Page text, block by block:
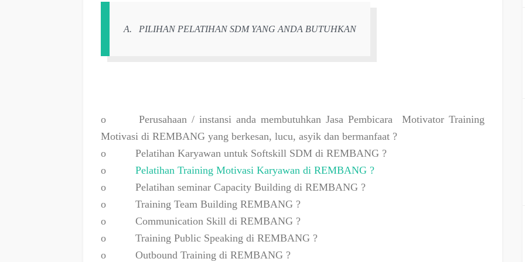
A. PILIHAN PELATIHAN SDM YANG ANDA BUTUHKAN
o Perusahaan / instansi anda membutuhkan Jasa Pembicara
Motivator Training
Motivasi di REMBANG yang berkesan, lucu, asyik dan bermanfaat ?
o
Pelatihan Karyawan untuk Softskill SDM di REMBANG ?
o
Pelatihan Training Motivasi Karyawan di REMBANG ?
o
Pelatihan seminar Capacity Building di REMBANG ?
o
Training Team Building REMBANG ?
o
Communication Skill di REMBANG ?
o
Training Public Speaking di REMBANG ?
o
Outbound Training di REMBANG ?